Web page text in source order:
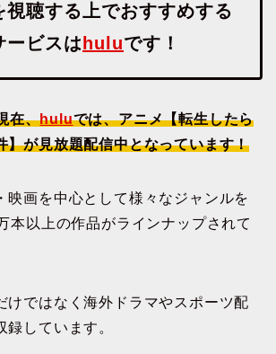
視聴する上でおすすめする
ービスは huluです！
在、huluでは、アニメ【転生したら
】が見放題配信中となっています！
映画を中心として様々なジャンルを
本以上の作品がラインナップされて
けではなく海外ドラマやスポーツ配
しています。